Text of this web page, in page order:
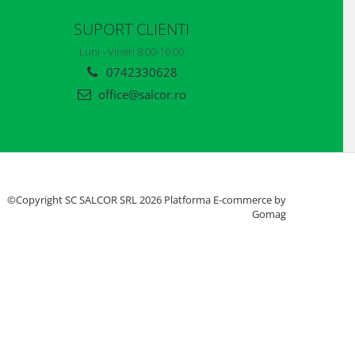
SUPORT CLIENTI
Luni - Vineri 8:00-16:00
0742330628
office@salcor.ro
©Copyright SC SALCOR SRL 2026 Platforma E-commerce by
Gomag